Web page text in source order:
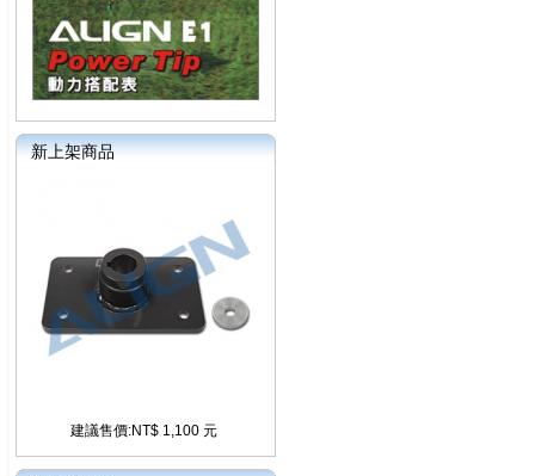
新上架商品
建議售價:NT$ 1,100 元